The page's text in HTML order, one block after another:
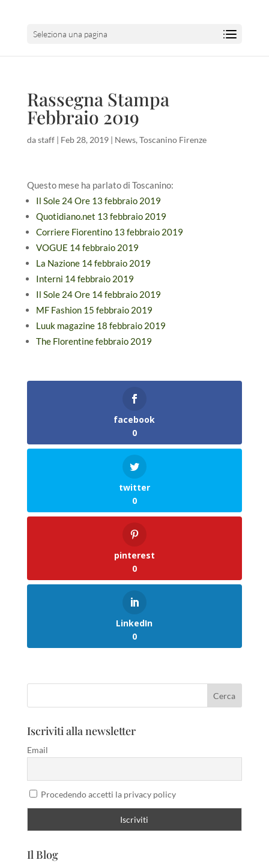
Seleziona una pagina
Rassegna Stampa
Febbraio 2019
dastaff| Feb 28, 2019| News, Toscanino Firenze
Questo mese ha parlato di Toscanino:
Il Sole 24 Ore 13 febbraio 2019
Quotidiano.net 13 febbraio 2019
Corriere Fiorentino 13 febbraio 2019
VOGUE 14 febbraio 2019
La Nazione 14 febbraio 2019
Interni 14 febbraio 2019
Il Sole 24 Ore 14 febbraio 2019
MF Fashion 15 febbraio 2019
Luuk magazine 18 febbraio 2019
The Florentine febbraio 2019
facebook
0
twitter
0
pinterest
0
LinkedIn
0
Iscriviti alla newsletter
Email
Procedendo accetti la privacy policy
Il Blog